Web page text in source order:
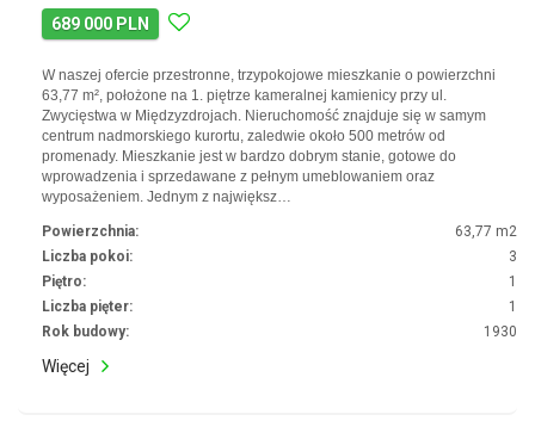
689 000 PLN
W naszej ofercie przestronne, trzypokojowe mieszkanie o powierzchni
63,77 m², położone na 1. piętrze kameralnej kamienicy przy ul.
Zwycięstwa w Międzyzdrojach. Nieruchomość znajduje się w samym
centrum nadmorskiego kurortu, zaledwie około 500 metrów od
promenady. Mieszkanie jest w bardzo dobrym stanie, gotowe do
wprowadzenia i sprzedawane z pełnym umeblowaniem oraz
wyposażeniem. Jednym z największ…
Powierzchnia:
63,77 m2
Liczba pokoi:
3
Piętro:
1
Liczba pięter:
1
Rok budowy:
1930
Więcej